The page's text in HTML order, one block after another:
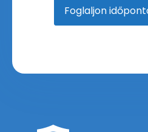
Foglaljon